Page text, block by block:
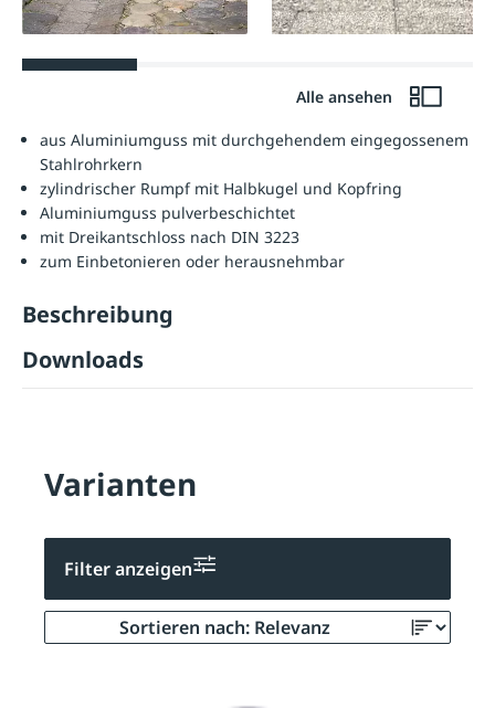
Alle ansehen
aus Aluminiumguss mit durchgehendem eingegossenem
Stahlrohrkern
zylindrischer Rumpf mit Halbkugel und Kopfring
Aluminiumguss pulverbeschichtet
mit Dreikantschloss nach DIN 3223
zum Einbetonieren oder herausnehmbar
Beschreibung
Downloads
Varianten
Filter anzeigen